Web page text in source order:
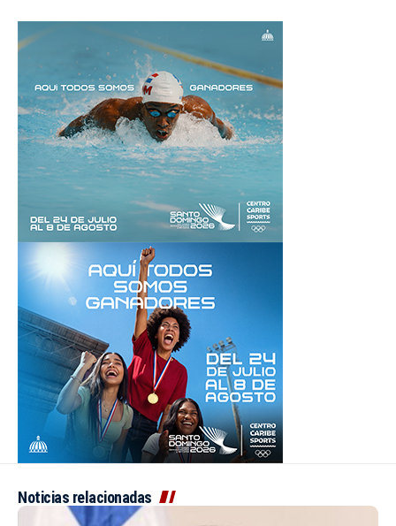
Noticias relacionadas